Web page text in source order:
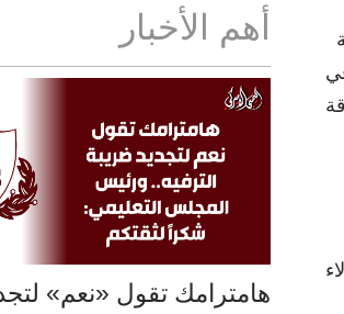
أهم الأخبار
هامترامك تقول «نعم»